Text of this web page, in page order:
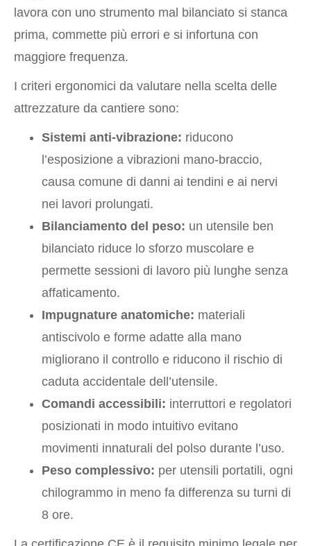
lavora con uno strumento mal bilanciato si stanca
prima, commette più errori e si infortuna con
maggiore frequenza.
I criteri ergonomici da valutare nella scelta delle
attrezzature da cantiere sono:
Sistemi anti-vibrazione: riducono
l’esposizione a vibrazioni mano-braccio,
causa comune di danni ai tendini e ai nervi
nei lavori prolungati.
Bilanciamento del peso: un utensile ben
bilanciato riduce lo sforzo muscolare e
permette sessioni di lavoro più lunghe senza
affaticamento.
Impugnature anatomiche: materiali
antiscivolo e forme adatte alla mano
migliorano il controllo e riducono il rischio di
caduta accidentale dell’utensile.
Comandi accessibili: interruttori e regolatori
posizionati in modo intuitivo evitano
movimenti innaturali del polso durante l’uso.
Peso complessivo: per utensili portatili, ogni
chilogrammo in meno fa differenza su turni di
8 ore.